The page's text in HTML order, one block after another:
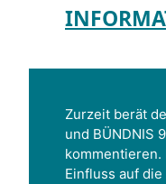
Zurzeit berät
und BÜNDNIS
Einfluss auf